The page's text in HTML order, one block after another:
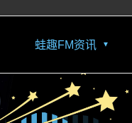
蛙趣FM资讯 ▼